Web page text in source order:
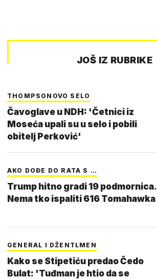
JOŠ IZ RUBRIKE
THOMPSONOVO SELO
Čavoglave u NDH: 'Četnici iz
Moseća upali su u selo i pobili
obitelj Perković'
AKO DOĐE DO RATA S …
Trump hitno gradi 19 podmornica.
Nema tko ispaliti 616 Tomahawka
GENERAL I DŽENTLMEN
Kako se Stipetiću predao Čedo
Bulat: 'Tuđman je htio da se